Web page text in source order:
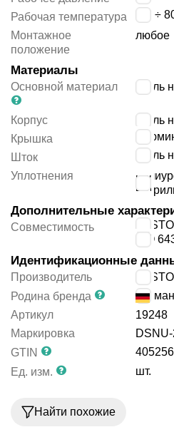
Рабочая температура
-20 ÷
Монтажное
положение
любое
Материалы
Основной материал
Корпус
Крышка
Шток
Уплотнения
Дополнительные
Совместимость
ISO
Идентификационные
Производитель
FESTO
Родина бренда
Артикул
19248
Маркировка
GTIN
Ед. изм.
шт.
Найти похожие